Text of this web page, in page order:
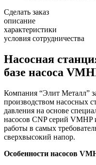
Сделать заказ
описание
характеристики
условия сотрудничества
Насосная
базе насоса
Компания “Элит Металл”
производством насосных
давления на основе
насосов CNP серий VMHP
работы в самых
сверхвысокий напор.
Особенности насосов